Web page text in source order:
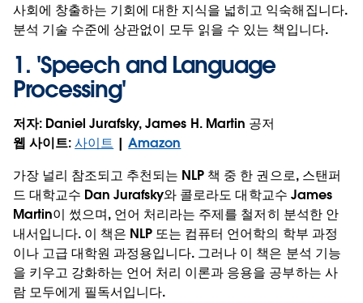
사회에 창출하는 기회에 대한 지식을 넓히고 익숙해집니다.
분석 기술 수준에 상관없이 모두 읽을 수 있는 책입니다.
1. 'Speech and Language
Processing'
저자: Daniel Jurafsky, James H. Martin 공저
웹 사이트:사이트 |Amazon
가장 널리 참조되고 추천되는 NLP 책 중 한 권으로, 스탠퍼
드 대학교수 Dan Jurafsky와 콜로라도 대학교수 James
Martin이 썼으며, 언어 처리라는 주제를 철저히 분석한 안
내서입니다. 이 책은 NLP 또는 컴퓨터 언어학의 학부 과정
이나 고급 대학원 과정용입니다. 그러나 이 책은 분석 기능
을 키우고 강화하는 언어 처리 이론과 응용을 공부하는 사
람 모두에게 필독서입니다.